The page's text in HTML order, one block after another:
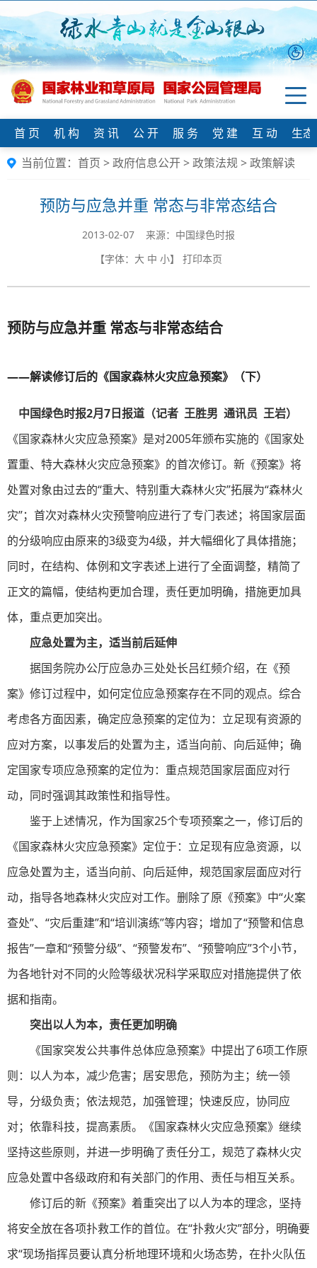
首 页 机 构 资 讯 公 开 服 务 党 建 互 动
生
当前位置： 首页 >政府信息公开>政策法规>政策解读
预防与应急并重 常态与非常态结合
2013-02-07 来源：中国绿色时报
【字体： 大 中 小】 打印本页
预防与应急并重 常态与非常态结合
——解读修订后的《国家森林火灾应急预案》（下）
中国绿色时报2月7日报道（记者 王胜男 通讯员 王岩）
《国家森林火灾应急预案》是对2005年颁布实施的《国家处
置重、特大森林火灾应急预案》的首次修订。新《预案》将
处置对象由过去的“重大、特别重大森林火灾”拓展为“森林火
灾”；首次对森林火灾预警响应进行了专门表述；将国家层面
的分级响应由原来的3级变为4级，并大幅细化了具体措施；
同时，在结构、体例和文字表述上进行了全面调整，精简了
正文的篇幅，使结构更加合理，责任更加明确，措施更加具
体，重点更加突出。
应急处置为主，适当前后延伸
据国务院办公厅应急办三处处长吕红频介绍，在《预
案》修订过程中，如何定位应急预案存在不同的观点。综合
考虑各方面因素，确定应急预案的定位为：立足现有资源的
应对方案，以事发后的处置为主，适当向前、向后延伸；确
定国家专项应急预案的定位为：重点规范国家层面应对行
动，同时强调其政策性和指导性。
鉴于上述情况，作为国家25个专项预案之一，修订后的
《国家森林火灾应急预案》定位于：立足现有应急资源，以
应急处置为主，适当向前、向后延伸，规范国家层面应对行
动，指导各地森林火灾应对工作。删除了原《预案》中“火案
查处”、“灾后重建”和“培训演练”等内容；增加了“预警和信息
报告”一章和“预警分级”、“预警发布”、“预警响应”3个小节，
为各地针对不同的火险等级状况科学采取应对措施提供了依
据和指南。
突出以人为本，责任更加明确
《国家突发公共事件总体应急预案》中提出了6项工作原
则：以人为本，减少危害；居安思危，预防为主；统一领
导，分级负责；依法规范，加强管理；快速反应，协同应
对；依靠科技，提高素质。《国家森林火灾应急预案》继续
坚持这些原则，并进一步明确了责任分工，规范了森林火灾
应急处置中各级政府和有关部门的作用、责任与相互关系。
修订后的新《预案》着重突出了以人为本的理念，坚持
将安全放在各项扑救工作的首位。在“扑救火灾”部分，明确要
求“现场指挥员要认真分析地理环境和火场态势，在扑火队伍